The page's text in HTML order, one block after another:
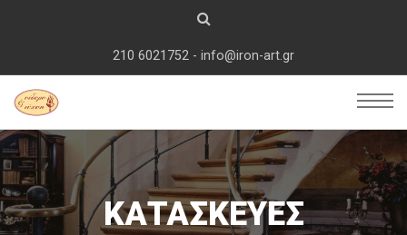
210 6021752 - info@iron-art.gr
ΚΑΤΑΣΚΕΥΕΣ